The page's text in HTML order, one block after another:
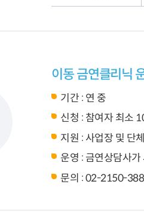
이동 금연클리닉
기간 : 연 중
신청 : 참여자 최소
지원 : 사업장 및 단
운영 : 금연상담사
문의 : 02-2150-